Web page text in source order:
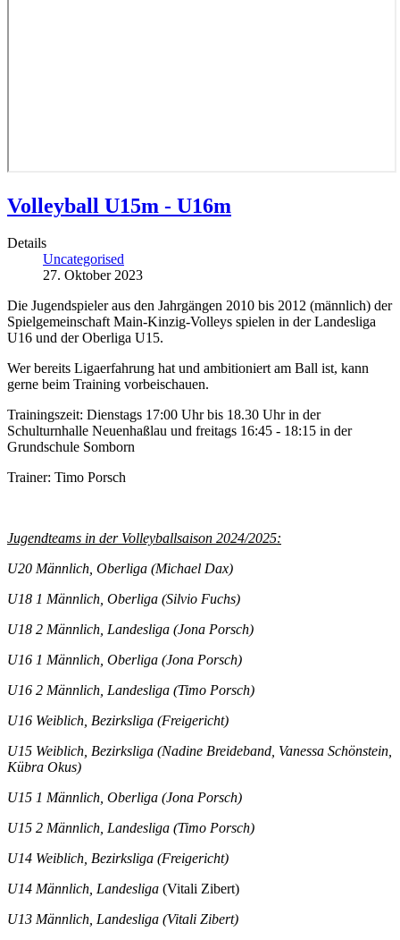
Volleyball U15m - U16m
Details
Uncategorised
27. Oktober 2023
Die Jugendspieler aus den Jahrgängen 2010 bis 2012 (männlich) der
Spielgemeinschaft Main-Kinzig-Volleys spielen in der Landesliga
U16 und der Oberliga U15.
Wer bereits Ligaerfahrung hat und ambitioniert am Ball ist, kann
gerne beim Training vorbeischauen.
Trainingszeit: Dienstags 17:00 Uhr bis 18.30 Uhr in der
Schulturnhalle Neuenhaßlau und freitags 16:45 - 18:15 in der
Grundschule Somborn
Trainer: Timo Porsch
Jugendteams in der Volleyballsaison 2024/2025:
U20 Männlich, Oberliga (Michael Dax)
U18 1 Männlich, Oberliga (Silvio Fuchs)
U18 2 Männlich, Landesliga (Jona Porsch)
U16 1 Männlich, Oberliga (Jona Porsch)
U16 2 Männlich, Landesliga (Timo Porsch)
U16 Weiblich, Bezirksliga (Freigericht)
U15 Weiblich, Bezirksliga (Nadine Breideband, Vanessa Schönstein,
Kübra Okus)
U15 1 Männlich, Oberliga (Jona Porsch)
U15 2 Männlich, Landesliga (Timo Porsch)
U14 Weiblich, Bezirksliga (Freigericht)
U14 Männlich, Landesliga (Vitali Zibert)
U13 Männlich, Landesliga (Vitali Zibert)